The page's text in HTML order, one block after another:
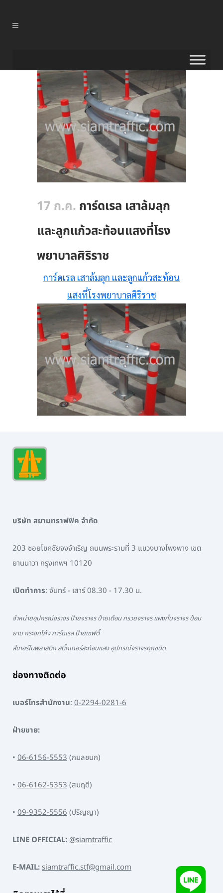
17 ก.ค. การ์ดเรล เสาล้มลุก
และลูกแก้วสะท้อนแสงที่โรง
พยาบาลศิริราช
การ์ดเรล เสาล้มลุก และลูกแก้วสะท้อน
แสงที่โรงพยาบาลศิริราช
บริษัท สยามทราฟฟิค จำกัด
203 ซอยโชคชัยจงจำเริญ ถนนพระรามที่ 3 แขวงบางโพงพาง เขต
ยานนาวา กรุงเทพฯ 10120
เปิดทำการ: จันทร์ - เสาร์ 08.30 - 17.30 น.
จำหน่ายอุปกรณ์จราจร ป้ายจราจร ป้ายเตือน กรวยจราจร แผงกั้นจราจร ป้อม
ยาม กระจกโค้ง การ์ดเรล ป้ายเซฟตี้
สีเทอร์โมพลาสติก สติ๊กเกอร์สะท้อนแสง อุปกรณ์จราจรทุกชนิด
ช่องทางติดต่อ
เบอร์โทรสำนักงาน: 0-2294-0281-6
ฝ่ายขาย:
• 06-6156-5553(กมลชนก)
• 06-6162-5353(สมฤดี)
• 09-9352-5556(ปริญญา)
LINE OFFICIAL:@siamtraffic
E-MAIL:siamtraffic.stf@gmail.com